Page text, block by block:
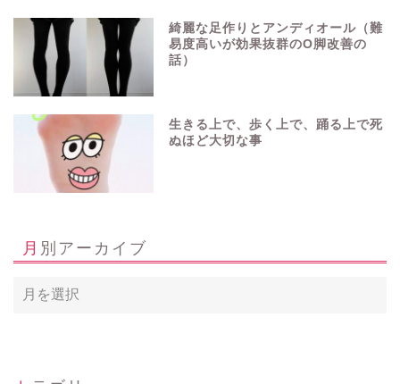
綺麗な足作りとアンディオール（難
易度高いが効果抜群のO脚改善の
話）
生きる上で、歩く上で、踊る上で死
ぬほど大切な事
月別アーカイブ